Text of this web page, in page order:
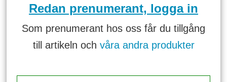
Redan prenumerant, logga in
Som prenumerant hos oss får du tillgång
till artikeln och våra andra produkter